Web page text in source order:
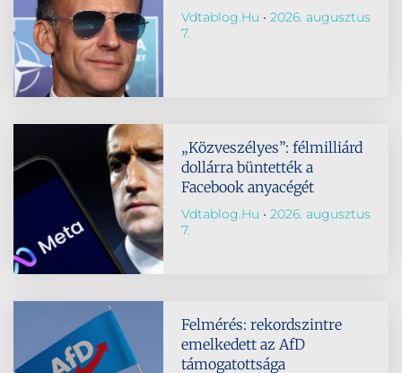
Vdtablog.hu
2026. augusztus
7.
„Közveszélyes”: félmilliárd
dollárra büntették a
Facebook anyacégét
Vdtablog.hu
2026. augusztus
7.
Felmérés: rekordszintre
emelkedett az AfD
támogatottsága